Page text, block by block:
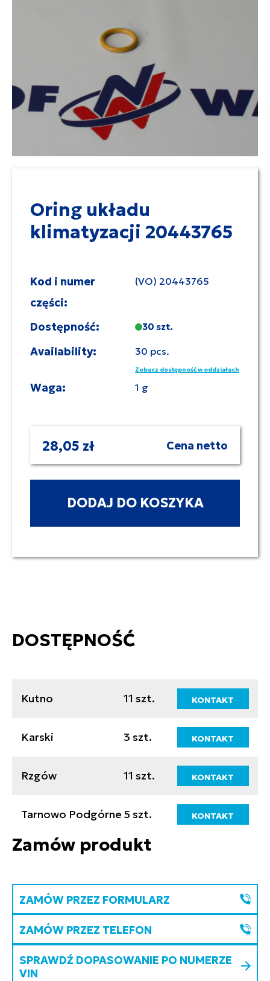
Oring układu
klimatyzacji 20443765
Kod i numer
części:
(VO) 20443765
Dostępność: 30 szt.
Availability: 30 pcs.
Zobacz dostępność w oddziałach
Waga: 1 g
28,05 zł Cena netto
DODAJ DO KOSZYKA
DOSTĘPNOŚĆ
Kutno 11 szt. KONTAKT
Karski 3 szt. KONTAKT
Rzgów 11 szt. KONTAKT
Tarnowo Podgórne 5 szt. KONTAKT
Zamów produkt
ZAMÓW PRZEZ FORMULARZ
ZAMÓW PRZEZ TELEFON
SPRAWDŹ DOPASOWANIE PO NUMERZE
VIN